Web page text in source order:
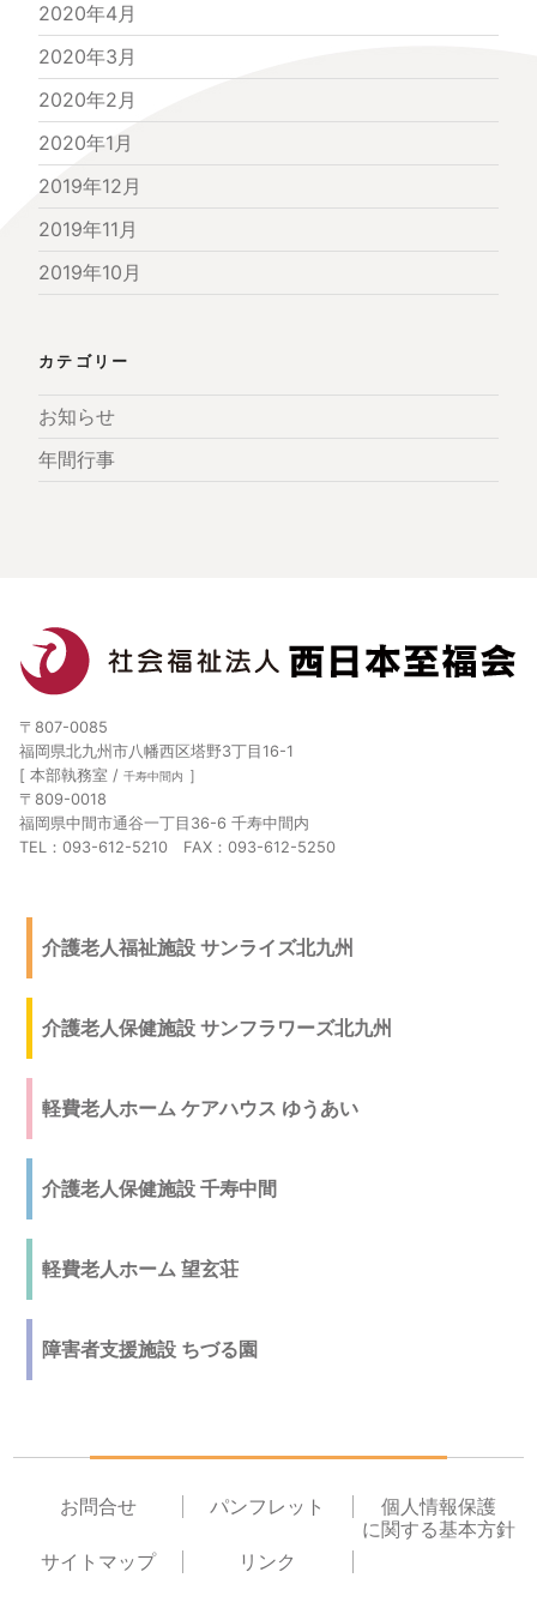
2020年4月
2020年3月
2020年2月
2020年1月
2019年12月
2019年11月
2019年10月
カテゴリー
お知らせ
年間行事
〒807-0085
福岡県北九州市八幡西区塔野3丁目16-1
[ 本部執務室 / 千寿中間内 ］
〒809-0018
福岡県中間市通谷一丁目36-6 千寿中間内
TEL：093-612-5210 FAX：093-612-5250
介護老人福祉施設 サンライズ北九州
介護老人保健施設 サンフラワーズ北九州
軽費老人ホーム ケアハウス ゆうあい
介護老人保健施設 千寿中間
軽費老人ホーム 望玄荘
障害者支援施設 ちづる園
お問合せ パンフレット
個人情報保護
に関する基本方針
サイトマップ
リンク